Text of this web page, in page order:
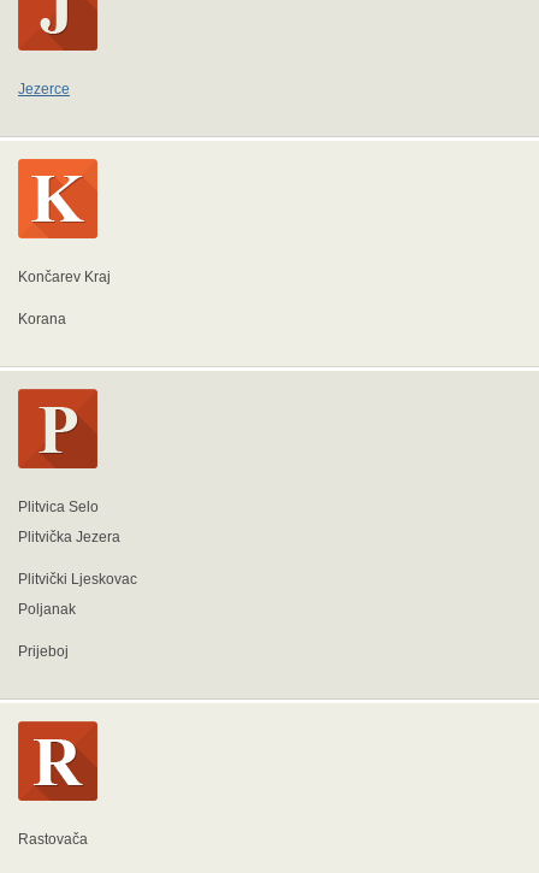
Jezerce
Končarev Kraj
Korana
Plitvica Selo
Plitvička Jezera
Plitvički Ljeskovac
Poljanak
Prijeboj
Rastovača